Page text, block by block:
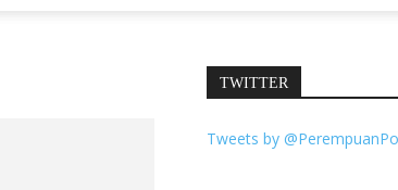
TWITTER
Tweets by